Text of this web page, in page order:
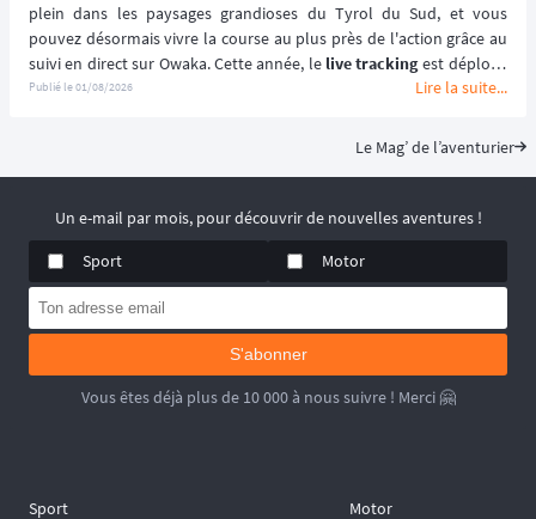
plein dans les paysages grandioses du Tyrol du Sud, et vous
pouvez désormais vivre la course au plus près de l'action grâce au
suivi en direct sur Owaka. Cette année, le live tracking est déployé
spécifiquement pour la distance reine de l'événement afin de
Publié le01/08/2026 Lire la suite...
Le Mag’ de l’aventurier
Un e-mail par mois, pour découvrir de nouvelles aventures !
Sport
Motor
S'abonner
Vous êtes déjà plus de 10 000 à nous suivre ! Merci 🤗
Sport
Motor